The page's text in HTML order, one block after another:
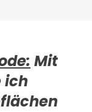
Mit
ich